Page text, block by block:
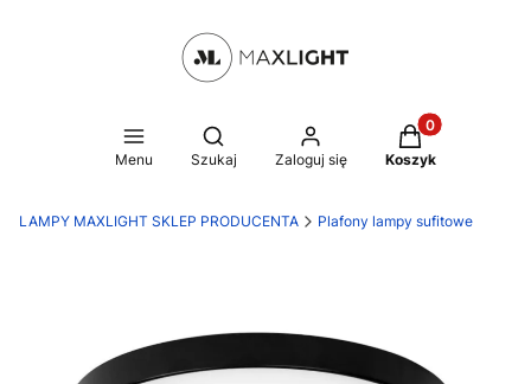
Menu
Otwórz wyszukiwarkę
Szukaj Zaloguj się
Produkty w
Koszyk
LAMPY MAXLIGHT SKLEP PRODUCENTA Plafony lampy sufitowe